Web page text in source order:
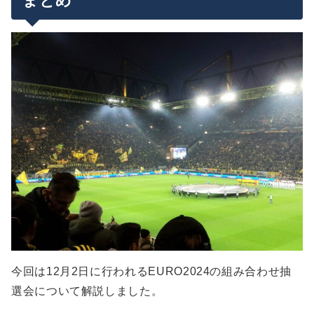
今回は12月2日に行われるEURO2024の組み合わせ抽
選会について解説しました。